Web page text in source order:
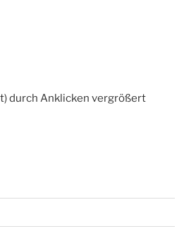
durch Anklicken vergrößert